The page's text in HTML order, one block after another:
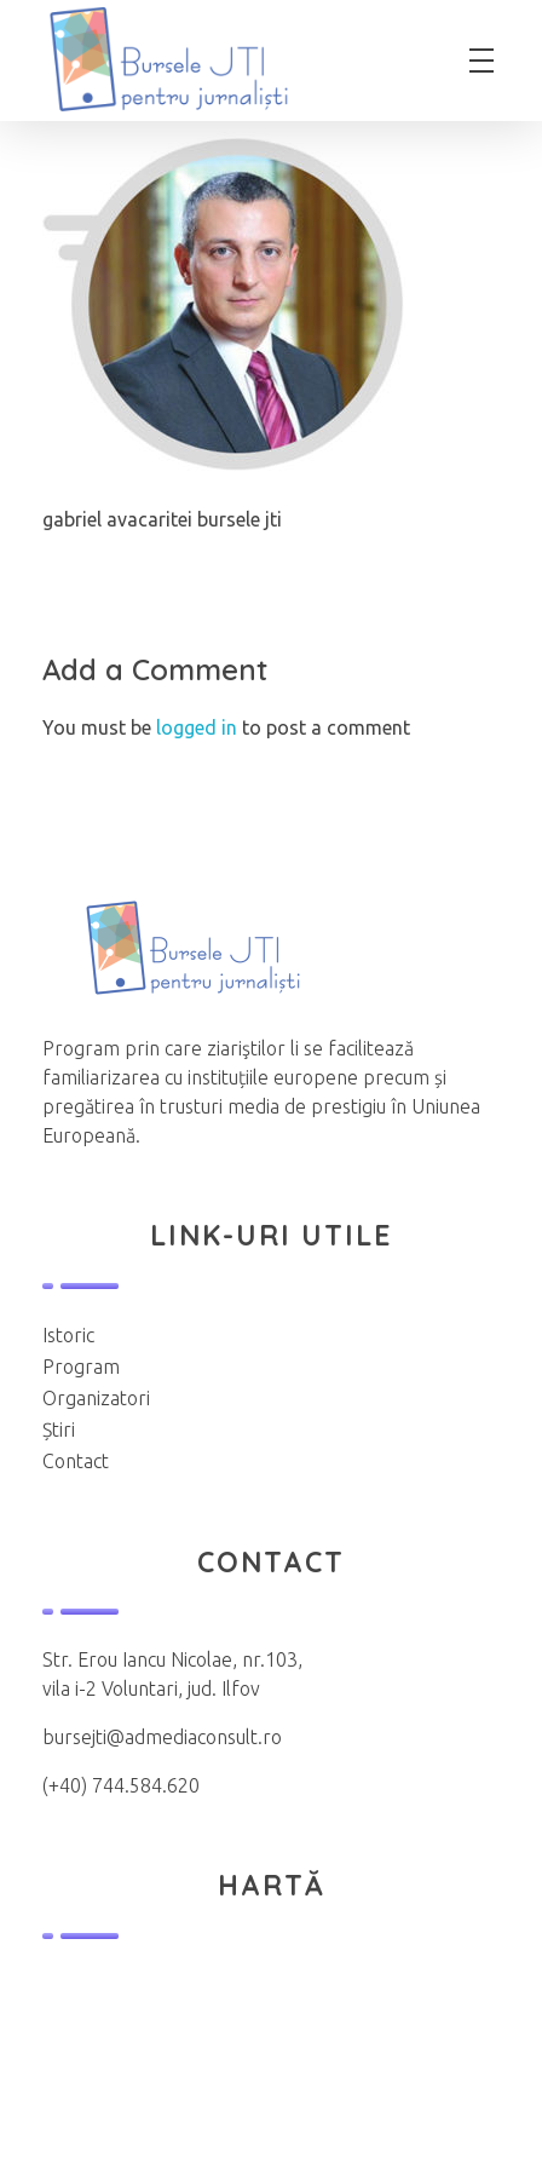
gabriel avacaritei bursele jti
Add a Comment
You must be logged in to post a comment
Program prin care ziariştilor li se facilitează
familiarizarea cu instituțiile europene precum și
pregătirea în trusturi media de prestigiu în Uniunea
Europeană.
LINK-URI UTILE
Istoric
Program
Organizatori
Știri
Contact
CONTACT
Str. Erou Iancu Nicolae, nr.103,
vila i-2 Voluntari, jud. Ilfov
bursejti@admediaconsult.ro
(+40) 744.584.620
HARTĂ